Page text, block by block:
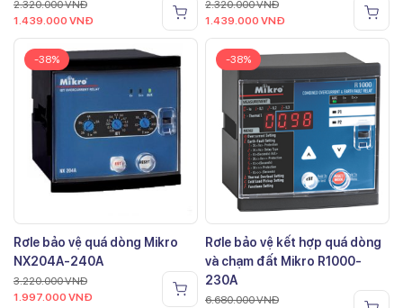
2.320.000VNĐ
1.439.000 VNĐ
2.320.000VNĐ
1.439.000 VNĐ
-38%
Rơle bảo vệ quá dòng Mikro
NX204A-240A
3.220.000VNĐ
1.997.000 VNĐ
-38%
Rơle bảo vệ kết hợp quá dòng
và chạm đất Mikro R1000-
230A
6.680.000VNĐ